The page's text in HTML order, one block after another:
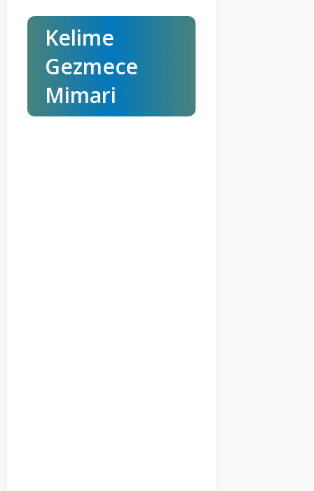
Kelime
Gezmece
Mimari